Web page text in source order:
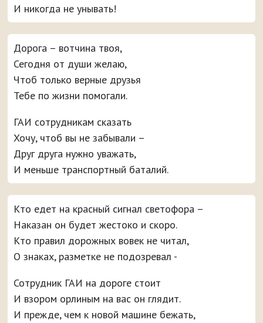
И никогда не унывать!
Дорога – вотчина твоя,
Сегодня от души желаю,
Чтоб только верные друзья
Тебе по жизни помогали.
ГАИ сотрудникам сказать
Хочу, чтоб вы не забывали –
Друг друга нужно уважать,
И меньше транспортный баталий.
Кто едет на красный сигнал светофора –
Наказан он будет жестоко и скоро.
Кто правил дорожных вовек не читал,
О знаках, разметке не подозревал -
Сотрудник ГАИ на дороге стоит
И взором орлиным на вас он глядит.
И прежде, чем к новой машине бежать,